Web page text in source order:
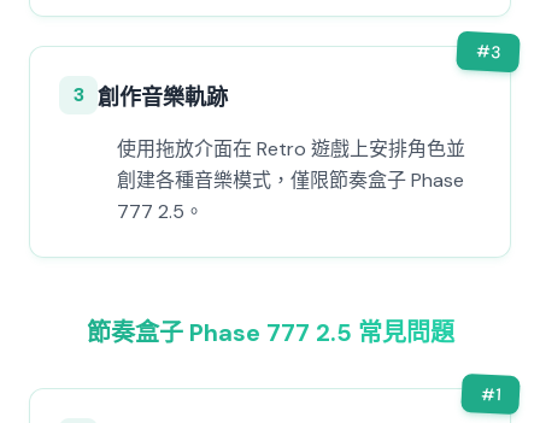
#3
3 創作音樂軌跡
使用拖放介面在 Retro 遊戲上安排角色並
創建各種音樂模式，僅限節奏盒子 Phase
777 2.5。
節奏盒子 Phase 777 2.5 常見問題
#1